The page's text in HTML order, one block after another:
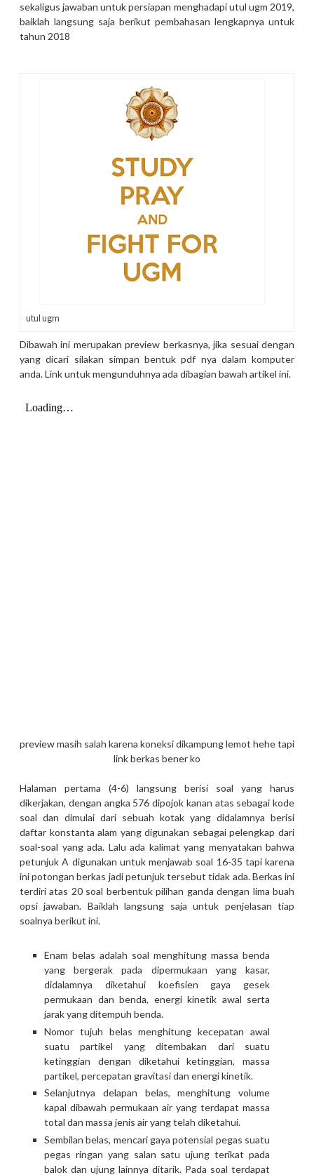
sekaligus jawaban untuk persiapan menghadapi utul ugm 2019,
baiklah langsung saja berikut pembahasan lengkapnya untuk
tahun 2018
utul ugm
Dibawah ini merupakan preview berkasnya, jika sesuai dengan
yang dicari silakan simpan bentuk pdf nya dalam komputer
anda. Link untuk mengunduhnya ada dibagian bawah artikel ini.
preview masih salah karena koneksi dikampung lemot hehe tapi
link berkas bener ko
Halaman pertama (4-6) langsung berisi soal yang harus
dikerjakan, dengan angka 576 dipojok kanan atas sebagai kode
soal dan dimulai dari sebuah kotak yang didalamnya berisi
daftar konstanta alam yang digunakan sebagai pelengkap dari
soal-soal yang ada. Lalu ada kalimat yang menyatakan bahwa
petunjuk A digunakan untuk menjawab soal 16-35 tapi karena
ini potongan berkas jadi petunjuk tersebut tidak ada. Berkas ini
terdiri atas 20 soal berbentuk pilihan ganda dengan lima buah
opsi jawaban. Baiklah langsung saja untuk penjelasan tiap
soalnya berikut ini.
Enam belas adalah soal menghitung massa benda
yang bergerak pada dipermukaan yang kasar,
didalamnya diketahui koefisien gaya gesek
permukaan dan benda, energi kinetik awal serta
jarak yang ditempuh benda.
Nomor tujuh belas menghitung kecepatan awal
suatu partikel yang ditembakan dari suatu
ketinggian dengan diketahui ketinggian, massa
partikel, percepatan gravitasi dan energi kinetik.
Selanjutnya delapan belas, menghitung volume
kapal dibawah permukaan air yang terdapat massa
total dan massa jenis air yang telah diketahui.
Sembilan belas, mencari gaya potensial pegas suatu
pegas ringan yang salan satu ujung terikat pada
balok dan ujung lainnya ditarik. Pada soal terdapat